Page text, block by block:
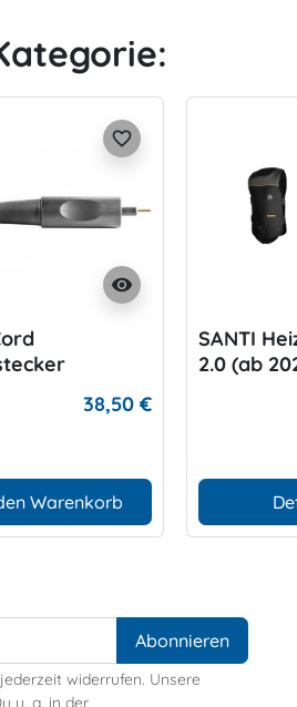
visibility
favorite_border
38,50 €
Warenkorb
SANTI
2.0 (ab
widerrufen. Unsere
u. a. in der